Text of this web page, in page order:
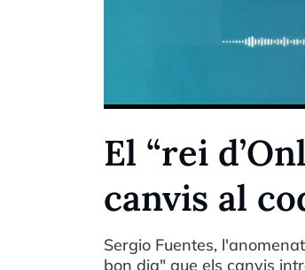
El “rei
canvis al
Sergio Fuentes,
bon dia" que els canvis